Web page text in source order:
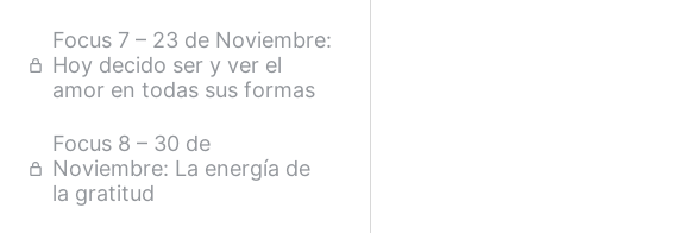
Focus 7 – 23 de Noviembre:
Hoy decido ser y ver el
amor en todas sus formas
Focus 8 – 30 de
Noviembre: La energía de
la gratitud